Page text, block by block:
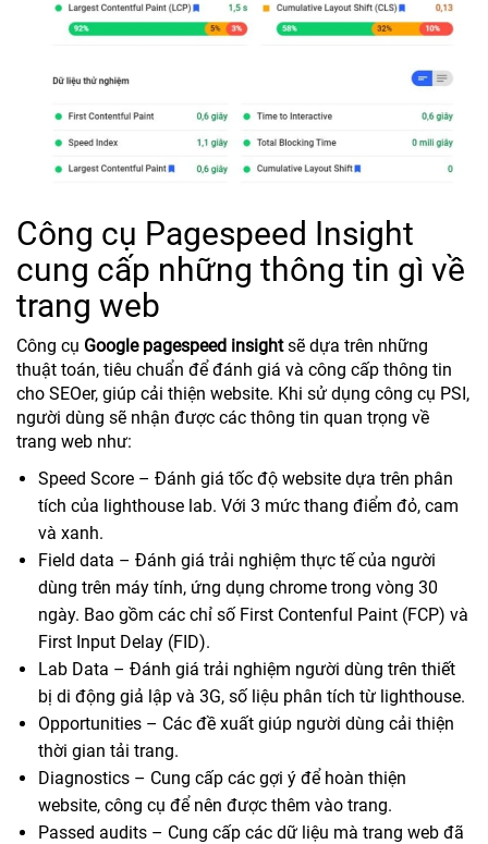
Công cụ Pagespeed Insight
cung cấp những thông tin gì về
trang web
Công cụ Google pagespeed insightsẽ dựa trên những
thuật toán, tiêu chuẩn để đánh giá và công cấp thông tin
cho SEOer, giúp cải thiện website. Khi sử dụng công cụ PSI,
người dùng sẽ nhận được các thông tin quan trọng về
trang web như:
Speed Score – Đánh giá tốc độ website dựa trên phân
tích của lighthouse lab. Với 3 mức thang điểm đỏ, cam
và xanh.
Field data – Đánh giá trải nghiệm thực tế của người
dùng trên máy tính, ứng dụng chrome trong vòng 30
ngày. Bao gồm các chỉ số First Contenful Paint (FCP) và
First Input Delay (FID).
Lab Data – Đánh giá trải nghiệm người dùng trên thiết
bị di động giả lập và 3G, số liệu phân tích từ lighthouse.
Opportunities – Các đề xuất giúp người dùng cải thiện
thời gian tải trang.
Diagnostics – Cung cấp các gợi ý để hoàn thiện
website, công cụ để nên được thêm vào trang.
Passed audits – Cung cấp các dữ liệu mà trang web đã